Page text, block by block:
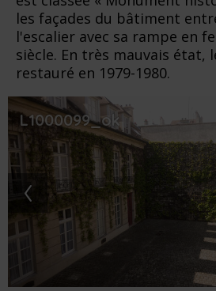
les façades du bâtiment
l'escalier avec sa rampe en
siècle. En très mauvais état,
restauré en 1979-1980.
L1000099_ok
‹